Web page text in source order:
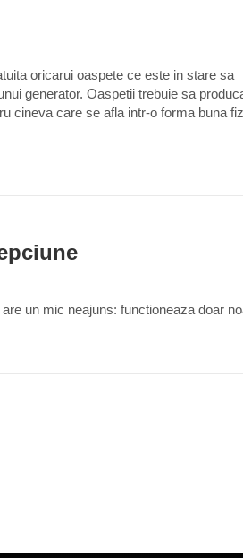
oricarui oaspete ce este in stare sa
generator. Oaspetii trebuie sa
cineva care se afla intr-o forma buna
un mic neajuns: functioneaza doar